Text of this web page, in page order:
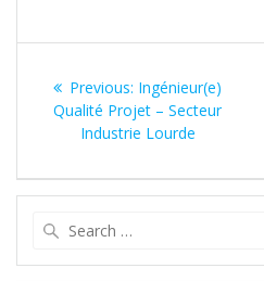
Previous: Previous
post:
Ingénieur(e)
Qualité Projet – Secteur
Industrie Lourde